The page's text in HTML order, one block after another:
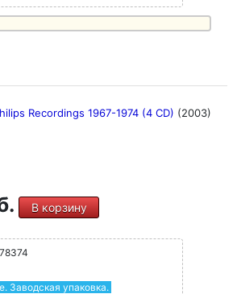
Recordings 1967-1974 (4 CD) (2003)
В корзину
Заводская упаковка.